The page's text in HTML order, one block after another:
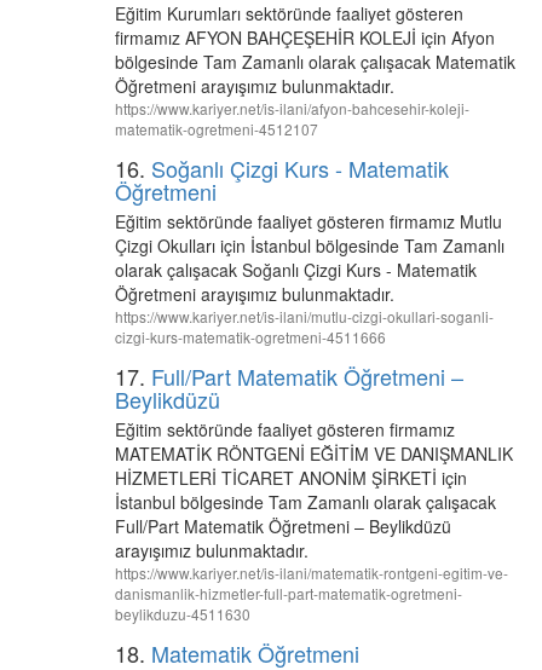
Eğitim Kurumları sektöründe faaliyet gösteren
firmamız AFYON BAHÇEŞEHİR KOLEJİ için Afyon
bölgesinde Tam Zamanlı olarak çalışacak Matematik
Öğretmeni arayışımız bulunmaktadır.
https://www.kariyer.net/is-ilani/afyon-bahcesehir-koleji-
matematik-ogretmeni-4512107
16. Soğanlı Çizgi Kurs - Matematik
Öğretmeni
Eğitim sektöründe faaliyet gösteren firmamız Mutlu
Çizgi Okulları için İstanbul bölgesinde Tam Zamanlı
olarak çalışacak Soğanlı Çizgi Kurs - Matematik
Öğretmeni arayışımız bulunmaktadır.
https://www.kariyer.net/is-ilani/mutlu-cizgi-okullari-soganli-
cizgi-kurs-matematik-ogretmeni-4511666
17. Full/Part Matematik Öğretmeni –
Beylikdüzü
Eğitim sektöründe faaliyet gösteren firmamız
MATEMATİK RÖNTGENİ EĞİTİM VE DANIŞMANLIK
HİZMETLERİ TİCARET ANONİM ŞİRKETİ için
İstanbul bölgesinde Tam Zamanlı olarak çalışacak
Full/Part Matematik Öğretmeni – Beylikdüzü
arayışımız bulunmaktadır.
https://www.kariyer.net/is-ilani/matematik-rontgeni-egitim-ve-
danismanlik-hizmetler-full-part-matematik-ogretmeni-
beylikduzu-4511630
18. Matematik Öğretmeni